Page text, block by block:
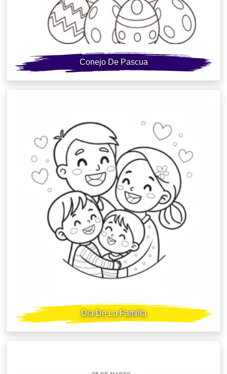
Conejo De Pascua
Dia De La Familia